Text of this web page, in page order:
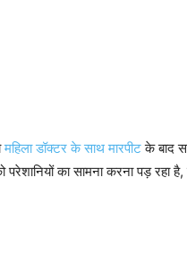
महिला डॉक्टर के साथ मारपीटके बाद
का सामना करना पड़ रहा है,